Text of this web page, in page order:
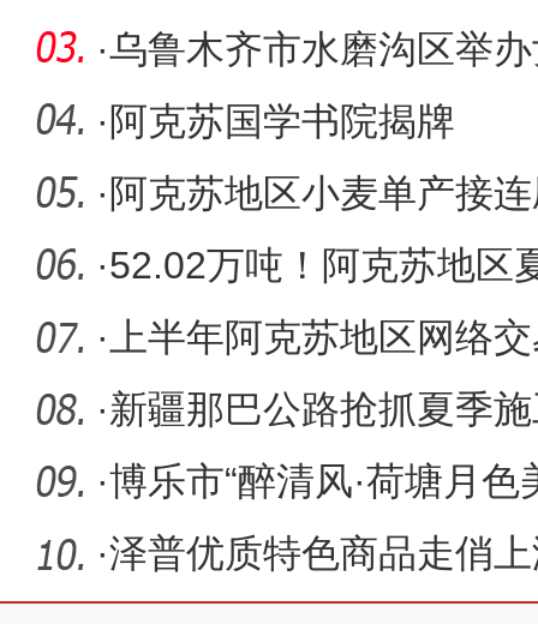
·乌鲁木齐市水磨沟区举
· 阿克苏国学书院揭牌
· 阿克苏地区小麦单产接
·52.02万吨！阿克苏地区
· 上半年阿克苏地区网络
·新疆那巴公路抢抓夏季
举保障
·博乐市“醉清风·荷塘月
节开
·泽普优质特色商品走俏